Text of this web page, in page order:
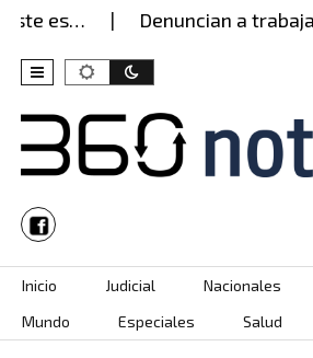
es… Denuncian a
Skip to content
Inicio Judicial Nacionales
Mundo
Especiales Salud